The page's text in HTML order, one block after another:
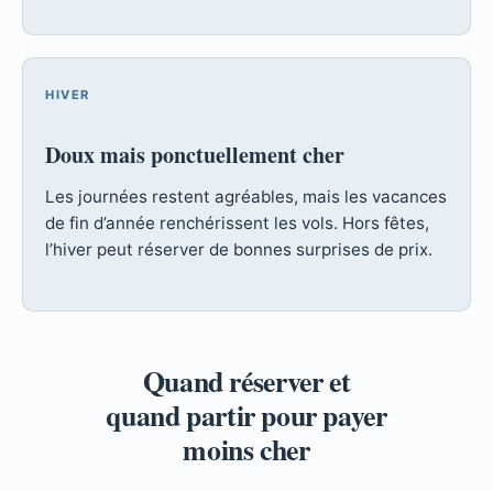
HIVER
Doux mais ponctuellement cher
Les journées restent agréables, mais les vacances
de fin d’année renchérissent les vols. Hors fêtes,
l’hiver peut réserver de bonnes surprises de prix.
Quand réserver et
quand partir pour payer
moins cher